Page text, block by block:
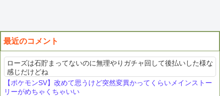
最近のコメント
ローズは石貯まってないのに無理やりガチャ回して後払いした様な
感じだけどね
【ポケモンSV】改めて思うけど突然変異かってくらいメインストー
リーがめちゃくちゃいい